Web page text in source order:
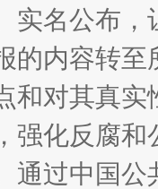
谢
实名公布
的内容转
和对其真实
，强化反腐
通过中国